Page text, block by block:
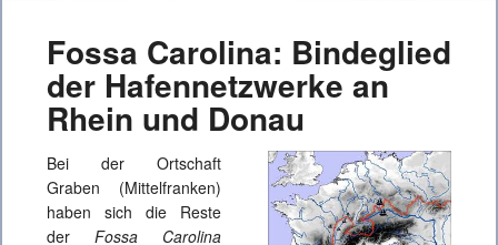
Fossa Carolina: Bindeglied
der Hafennetzwerke an
Rhein und Donau
Bei der Ortschaft
Graben (Mittelfranken)
haben sich die Reste
der Fossa Carolina